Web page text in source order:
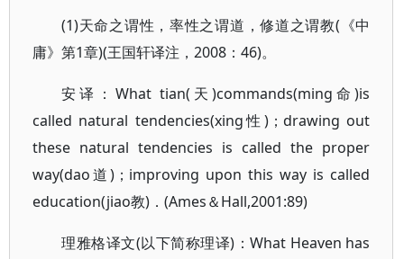
(1)天命之谓性，率性之谓道，修道之谓教(《中
庸》第1章)(王国轩译注，2008：46)。
安译：What tian(天)commands(ming命)is
called natural tendencies(xing性)；drawing out
these natural tendencies is called the proper
way(dao道)；improving upon this way is called
education(jiao教)．(Ames＆Hall,2001:89)
理雅格译文(以下简称理译)：What Heaven has